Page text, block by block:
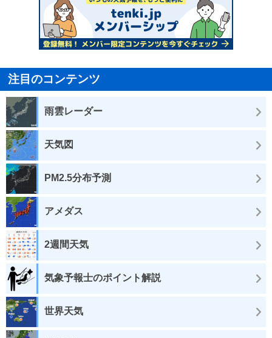
注目のコンテンツ
雨雲レーダー
天気図
PM2.5分布予測
アメダス
2週間天気
気象予報士のポイント解説
世界天気